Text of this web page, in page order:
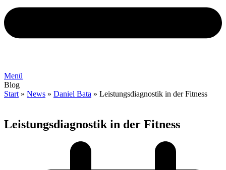
Menü
Blog
Start » News » Daniel Bata » Leistungsdiagnostik in der Fitness
Leistungsdiagnostik in der Fitness